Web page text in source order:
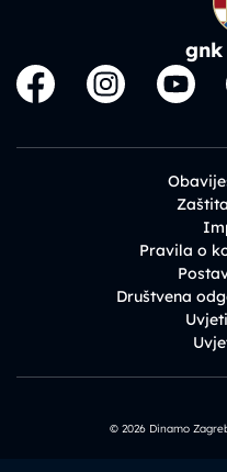
Pravila o
Društvena
© 2026 Dinamo